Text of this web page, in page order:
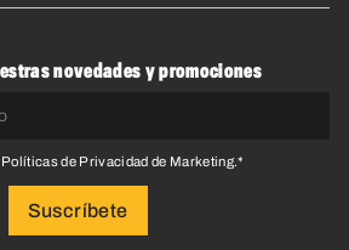
novedades y promociones
Políticas de Privacidad de Marketing.*